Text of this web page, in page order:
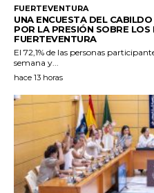
FUERTEVENTURA
UNA ENCUESTA DEL
POR LA PRESIÓN SOBRE
FUERTEVENTURA
El 72,1% de las personas
semana y...
hace 13 horas